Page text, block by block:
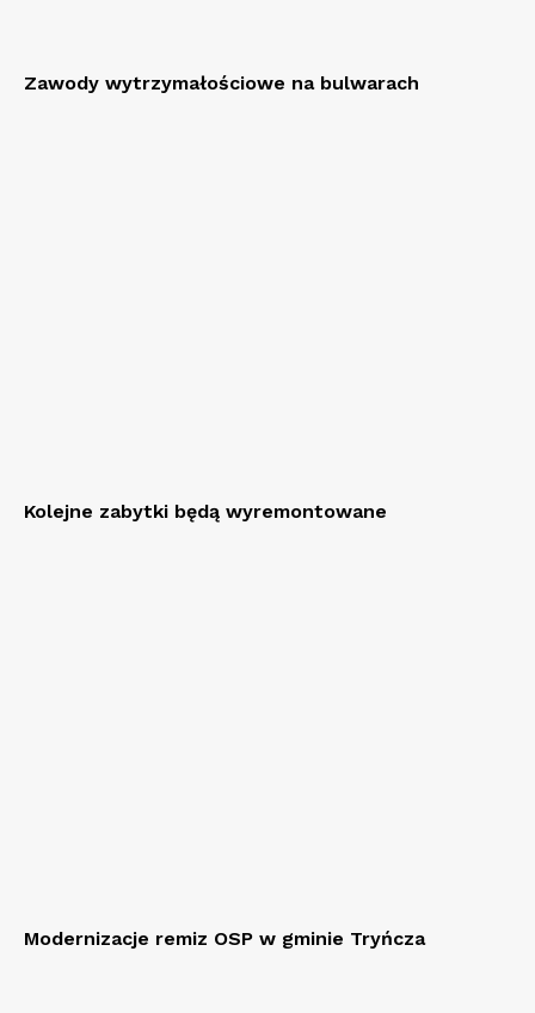
Zawody wytrzymałościowe na bulwarach
Kolejne zabytki będą wyremontowane
Modernizacje remiz OSP w gminie Tryńcza